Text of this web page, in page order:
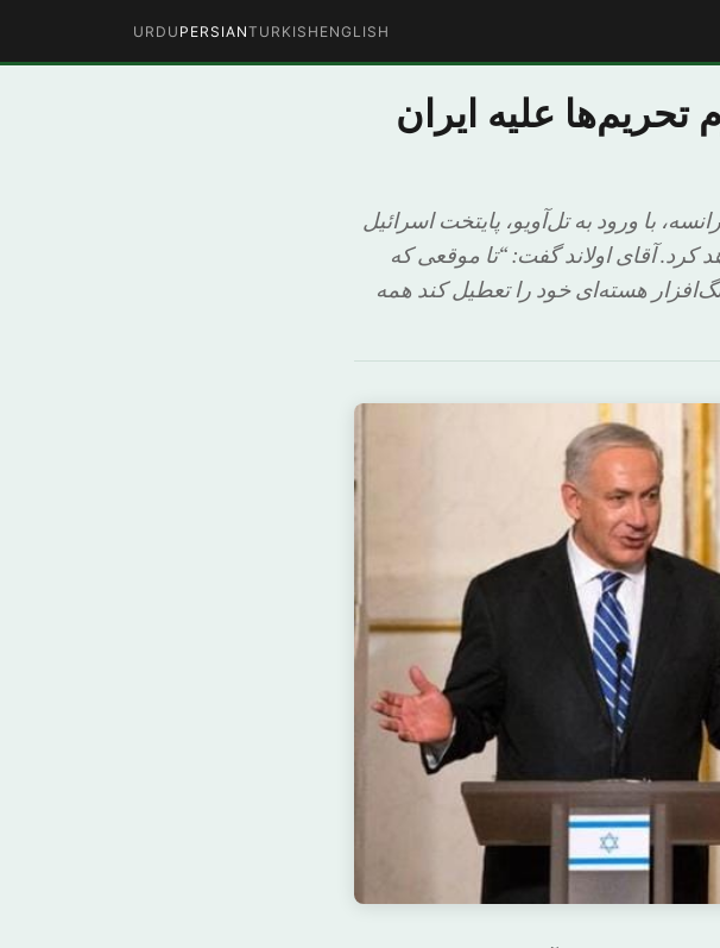
ENGLISH
TURKISH
PERSIAN
URDU
علیه ایران
با ورود به تل‌آویو، پایتخت اسرائیل
آقای اولاند گفت: “تا موقعی که
هسته‌ای خود را تعطیل کند همه